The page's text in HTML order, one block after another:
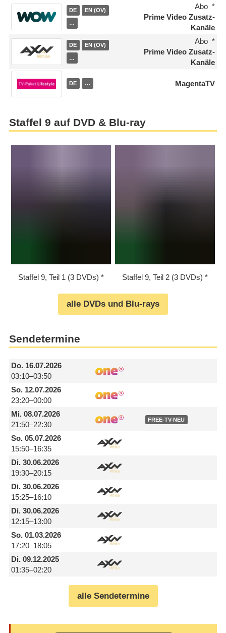
DE EN (OV)
…
Abo
Prime Video Zusatz-
Kanäle
DE EN (OV)
…
Abo
Prime Video Zusatz-
Kanäle
DE … MagentaTV
Staffel 9 auf DVD & Blu-ray
Staffel 9, Teil 1 (3 DVDs) Staffel 9, Teil 2 (3 DVDs)
alle DVDs und Blu-rays
Sendetermine
Do.16.07.2026
03:10–03:50
So.12.07.2026
23:20–00:00
Mi.08.07.2026
21:50–22:30
FREE-TV-NEU
So.05.07.2026
15:50–16:35
Di.30.06.2026
19:30–20:15
Di.30.06.2026
15:25–16:10
Di.30.06.2026
12:15–13:00
So.01.03.2026
17:20–18:05
Di.09.12.2025
01:35–02:20
alle Sendetermine